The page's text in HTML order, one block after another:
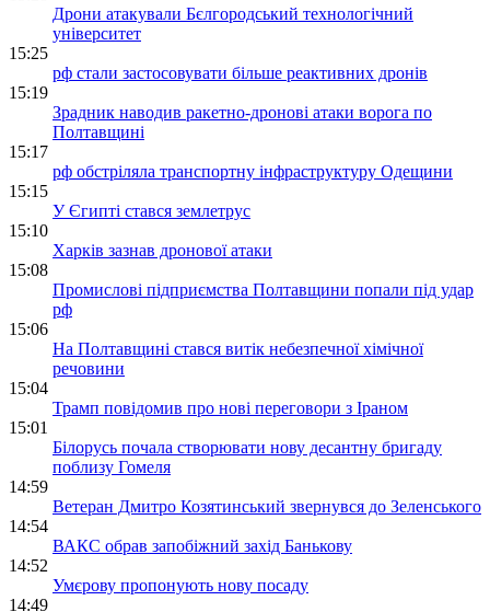
Дрони атакували Бєлгородський технологічний
університет
15:25
рф стали застосовувати більше реактивних дронів
15:19
Зрадник наводив ракетно-дронові атаки ворога по
Полтавщині
15:17
рф обстріляла транспортну інфраструктуру Одещини
15:15
У Єгипті стався землетрус
15:10
Харків зазнав дронової атаки
15:08
Промислові підприємства Полтавщини попали під удар
рф
15:06
На Полтавщині стався витік небезпечної хімічної
речовини
15:04
Трамп повідомив про нові переговори з Іраном
15:01
Білорусь почала створювати нову десантну бригаду
поблизу Гомеля
14:59
Ветеран Дмитро Козятинський звернувся до Зеленського
14:54
ВАКС обрав запобіжний захід Банькову
14:52
Умєрову пропонують нову посаду
14:49